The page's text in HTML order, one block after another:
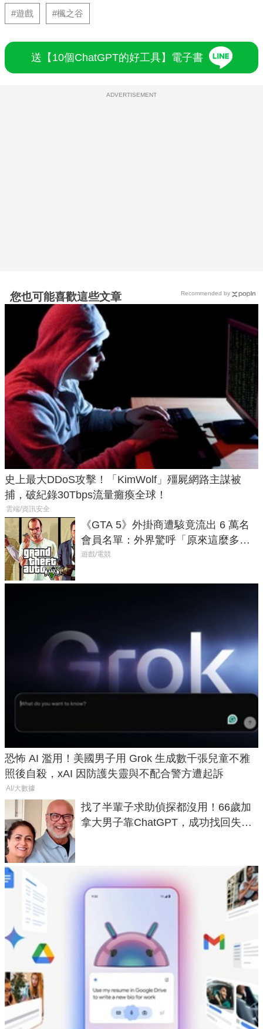
#遊戲 #楓之谷
送【10個ChatGPT的好工具】電子書
ADVERTISEMENT
您也可能喜歡這些文章
史上最大DDoS攻擊！「KimWolf」殭屍網路主謀被
捕，破紀錄30Tbps流量癱瘓全球！
雲端/資訊安全
《GTA 5》外掛商遭駭竟流出 6 萬名
會員名單：外界驚呼「原來這麼多人
在開掛！」
遊戲/電競
恐怖 AI 濫用！美國男子用 Grok 生成數千張兒童不雅
照後自殺，xAI 因防護失靈與不配合警方遭起訴
AI/大數據
找了半輩子求助偵探都沒用！66歲加
拿大男子靠ChatGPT，成功找回失散
Recommended by